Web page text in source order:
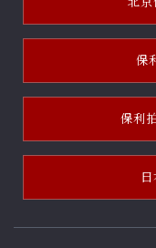
保
保利